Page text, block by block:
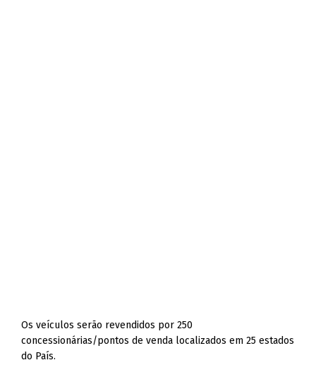
Os veículos serão revendidos por 250
concessionárias/pontos de venda localizados em 25 estados
do País.